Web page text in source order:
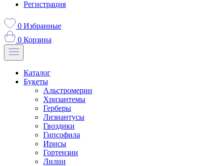
Регистрация
0 Избранные
0 Корзина
Каталог
Букеты
Альстромерии
Хризантемы
Герберы
Лизиантусы
Гвоздики
Гипсофила
Ирисы
Гортензии
Лилии